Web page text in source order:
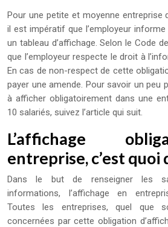
Pour une petite et moyenne entreprise
il est impératif que l’employeur
un tableau d’affichage. Selon le Code
que l’employeur respecte le droit à
En cas de non-respect de cette
payer une amende. Pour savoir un peu
à afficher obligatoirement dans une
10 salariés, suivez l’article qui suit.
L’affichage
entreprise, c’est quoi
Dans le but de renseigner les
informations, l’affichage en
Toutes les entreprises, quel que
concernées par cette obligation